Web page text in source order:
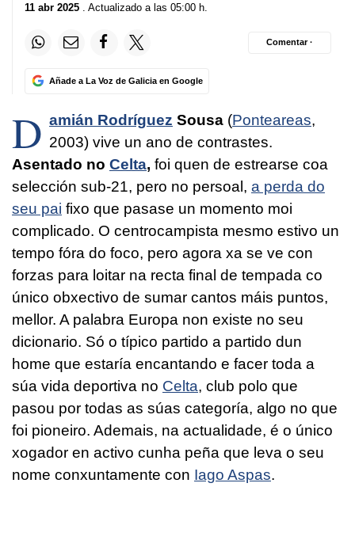
11 abr 2025 . Actualizado a las 05:00 h.
Añade a La Voz de Galicia en Google
Comentar ·
D amián Rodríguez Sousa (Ponteareas,
2003) vive un ano de contrastes.
Asentado no Celta, foi quen de estrearse coa
selección sub-21, pero no persoal, a perda do
seu pai fixo que pasase un momento moi
complicado. O centrocampista mesmo estivo un
tempo fóra do foco, pero agora xa se ve con
forzas para loitar na recta final de tempada co
único obxectivo de sumar cantos máis puntos,
mellor. A palabra Europa non existe no seu
dicionario. Só o típico partido a partido dun
home que estaría encantando e facer toda a
súa vida deportiva no Celta, club polo que
pasou por todas as súas categoría, algo no que
foi pioneiro. Ademais, na actualidade, é o único
xogador en activo cunha peña que leva o seu
nome conxuntamente con Iago Aspas.